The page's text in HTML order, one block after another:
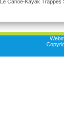
Le Canoë-Kayak Trappes